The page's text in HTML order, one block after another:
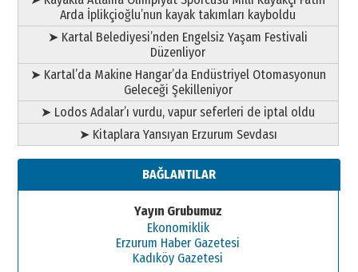
Arda İplikçioğlu’nun kayak takımları kayboldu
➤ Kartal Belediyesi’nden Engelsiz Yaşam Festivali
Düzenliyor
➤ Kartal’da Makine Hangar’da Endüstriyel Otomasyonun
Geleceği Şekilleniyor
➤ Lodos Adalar’ı vurdu, vapur seferleri de iptal oldu
➤ Kitaplara Yansıyan Erzurum Sevdası
BAĞLANTILAR
Yayın Grubumuz
Ekonomiklik
Erzurum Haber Gazetesi
Kadıköy Gazetesi